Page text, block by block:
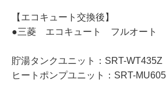
【エコキュート交換後】
●三菱 エコキュート フルオート
貯湯タンクユニット：SRT-WT435Z
ヒートポンプユニット：SRT-